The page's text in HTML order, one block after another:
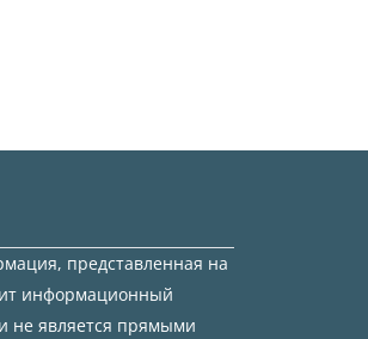
представленная на
информационный
не является прямыми